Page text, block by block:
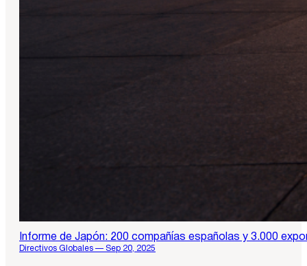
Informe de Japón: 200 compañías españolas y 3.000
Directivos Globales — Sep 20, 2025